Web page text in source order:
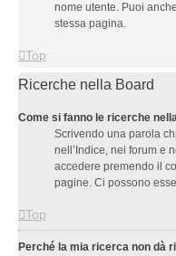
nome utente. Puoi
stessa pagina.
Top
Ricerche nella Board
Come si fanno le ricerche
Scrivendo una parola
nell’Indice, nei forum e
accedere premendo il
pagine. Ci possono
Top
Perché la mia ricerca non dà